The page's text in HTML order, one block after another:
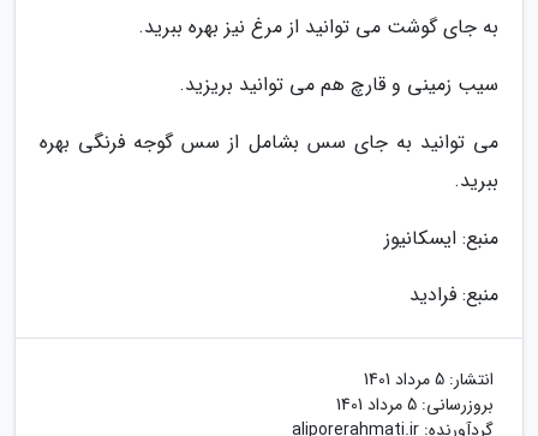
به جای گوشت می توانید از مرغ نیز بهره ببرید.
سیب زمینی و قارچ هم می توانید بریزید.
می توانید به جای سس بشامل از سس گوجه فرنگی بهره
ببرید.
منبع: ایسکانیوز
منبع: فرادید
انتشار: 5 مرداد 1401
بروزرسانی: 5 مرداد 1401
گردآورنده: aliporerahmati.ir